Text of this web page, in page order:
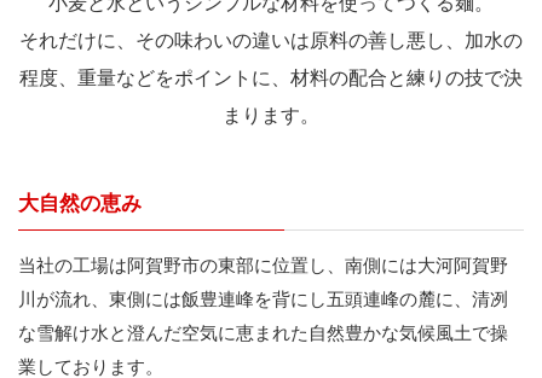
それだけに、その味わいの違いは原料の善し悪し、加水の
程度、重量などをポイントに、材料の配合と練りの技で決
まります。
大自然の恵み
当社の工場は阿賀野市の東部に位置し、南側には大河阿賀野
川が流れ、東側には飯豊連峰を背にし五頭連峰の麓に、清冽
な雪解け水と澄んだ空気に恵まれた自然豊かな気候風土で操
業しております。